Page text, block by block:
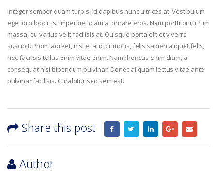
Integer semper quam turpis, id dapibus nunc ultrices at. Vestibulum
eget orci lobortis, imperdiet diam a, ornare eros. Nam porttitor rutrum
massa, eu varius velit facilisis at. Quisque porta elit et viverra
suscipit. Proin laoreet, nisl et auctor mollis, felis sapien aliquet felis,
nec facilisis tellus enim vitae enim. Nam rhoncus enim diam, a
consequat nisi bibendum pulvinar. Donec aliquam lectus vitae ante
pulvinar facilisis. Curabitur sed sem est.
Share this post
Author